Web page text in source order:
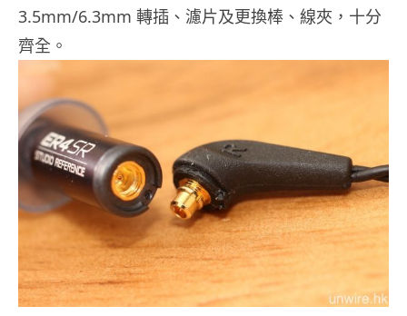
3.5mm/6.3mm 轉插、濾片及更換棒、線夾，十分
齊全。